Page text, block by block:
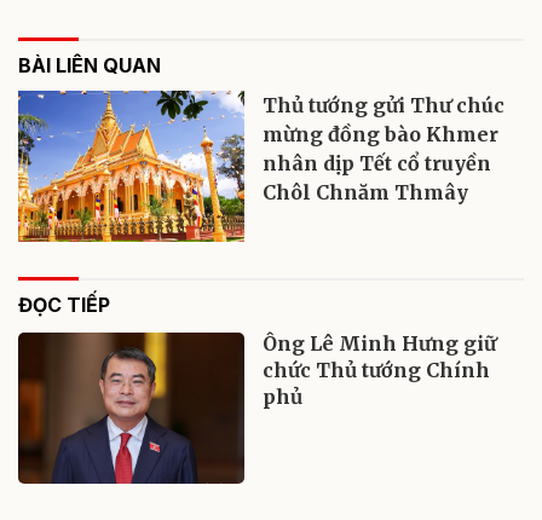
BÀI LIÊN QUAN
Thủ tướng gửi Thư chúc
mừng đồng bào Khmer
nhân dịp Tết cổ truyền
Chôl Chnăm Thmây
ĐỌC TIẾP
Ông Lê Minh Hưng giữ
chức Thủ tướng Chính
phủ